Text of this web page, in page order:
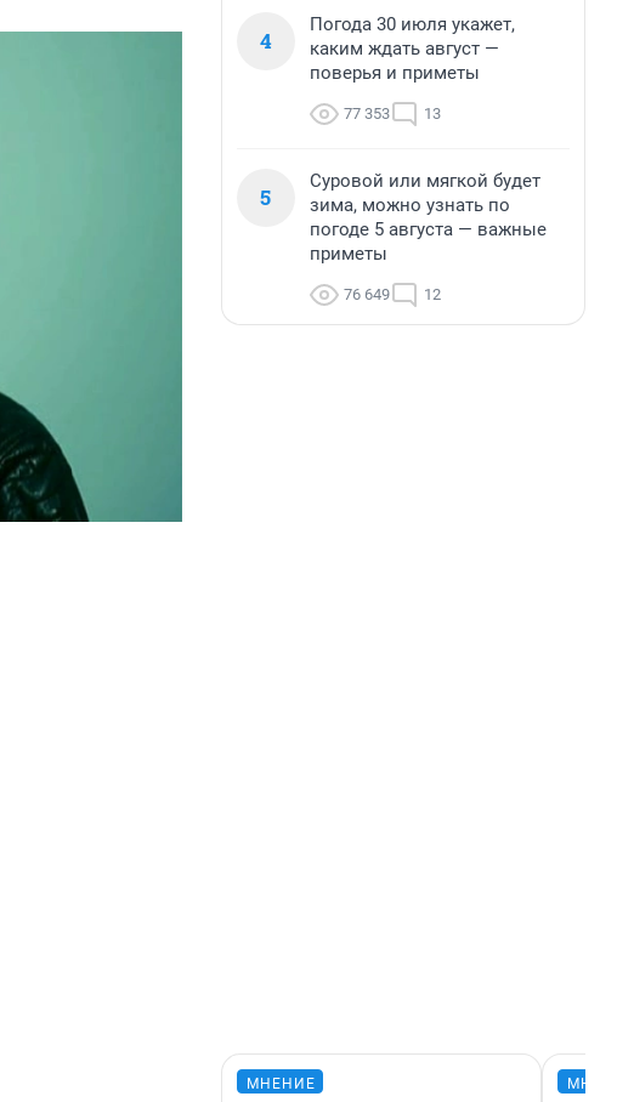
4
Погода 30 июля укажет,
каким ждать август —
поверья и приметы
77 353 13
5
Суровой или мягкой будет
зима, можно узнать по
погоде 5 августа — важные
приметы
76 649 12
МНЕНИЕ